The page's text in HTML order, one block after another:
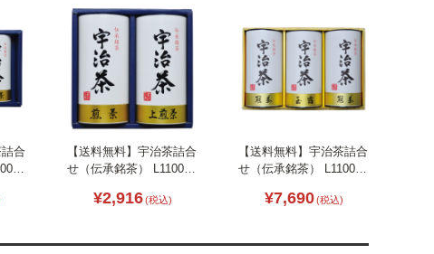
詰合
【送料無料】宇治茶詰合
せ（伝承銘茶） L1100-
¥2,916 (税込)
【送料無料】宇治茶詰合
せ（伝承銘茶） L1100-
¥7,690 (税込)